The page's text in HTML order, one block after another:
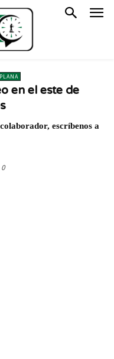
en el este de
escríbenos a
0